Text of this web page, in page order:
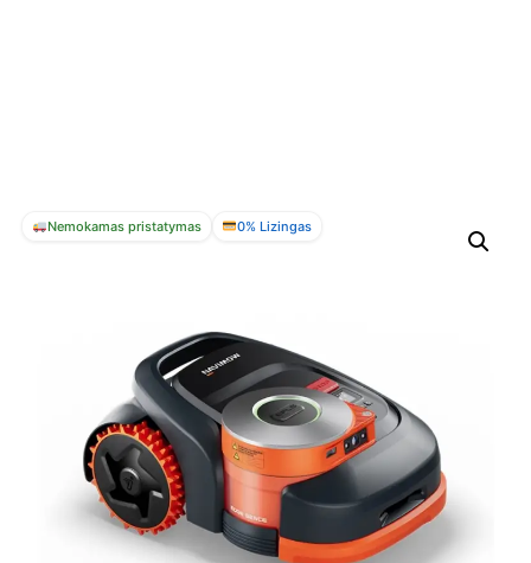
Nemokamas pristatymas 0% Lizingas